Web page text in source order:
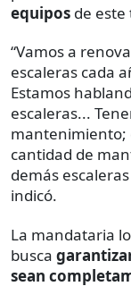
equipos de
“Vamos a
escaleras cada
Estamos
escaleras...
mantenimiento;
cantidad de
demás
indicó.
La mandataria
busca
sean